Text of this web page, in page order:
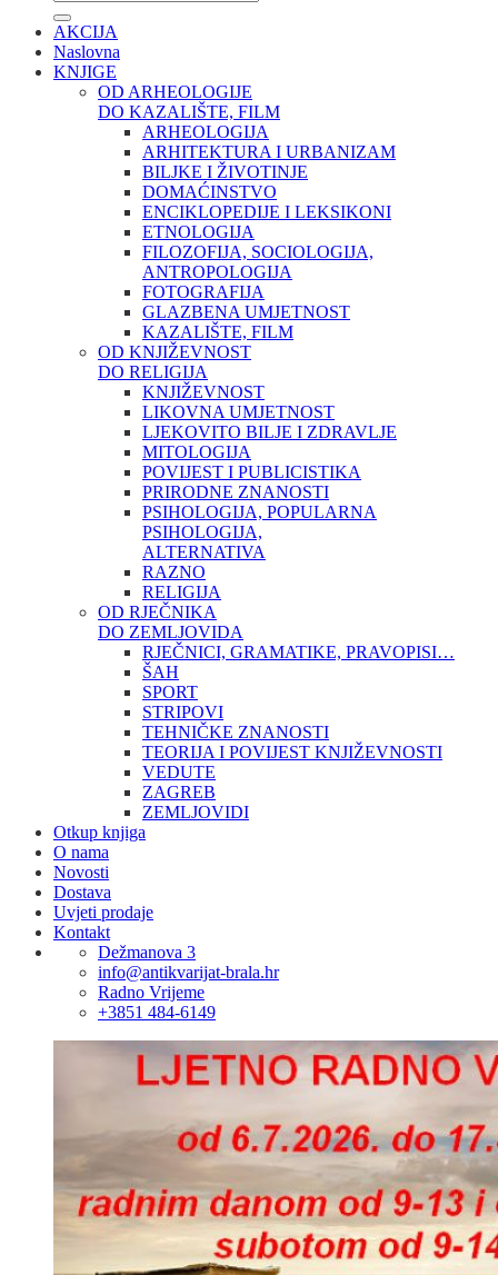
AKCIJA
Naslovna
KNJIGE
OD ARHEOLOGIJE
DO KAZALIŠTE, FILM
ARHEOLOGIJA
ARHITEKTURA I URBANIZAM
BILJKE I ŽIVOTINJE
DOMAĆINSTVO
ENCIKLOPEDIJE I LEKSIKONI
ETNOLOGIJA
FILOZOFIJA, SOCIOLOGIJA,
ANTROPOLOGIJA
FOTOGRAFIJA
GLAZBENA UMJETNOST
KAZALIŠTE, FILM
OD KNJIŽEVNOST
DO RELIGIJA
KNJIŽEVNOST
LIKOVNA UMJETNOST
LJEKOVITO BILJE I ZDRAVLJE
MITOLOGIJA
POVIJEST I PUBLICISTIKA
PRIRODNE ZNANOSTI
PSIHOLOGIJA, POPULARNA
PSIHOLOGIJA,
ALTERNATIVA
RAZNO
RELIGIJA
OD RJEČNIKA
DO ZEMLJOVIDA
RJEČNICI, GRAMATIKE, PRAVOPISI…
ŠAH
SPORT
STRIPOVI
TEHNIČKE ZNANOSTI
TEORIJA I POVIJEST KNJIŽEVNOSTI
VEDUTE
ZAGREB
ZEMLJOVIDI
Otkup knjiga
O nama
Novosti
Dostava
Uvjeti prodaje
Kontakt
Dežmanova 3
info@antikvarijat-brala.hr
Radno Vrijeme
+3851 484-6149